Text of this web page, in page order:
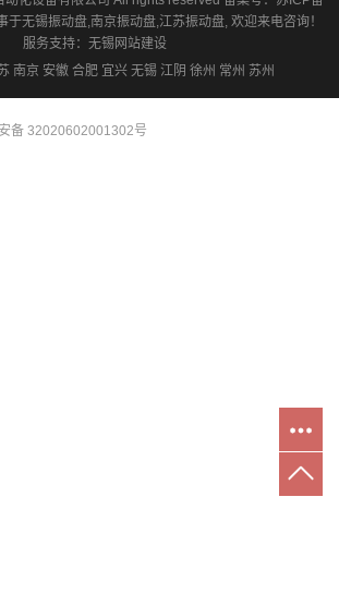
于无锡振动盘,南京振动盘,江苏振动盘, 欢迎来电咨询！
服务支持： 无锡网站建设
南京 安徽 合肥 宜兴 无锡 江阴 徐州 常州 苏州
备 32020602001302号